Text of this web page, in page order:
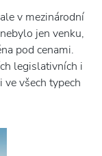
v mezinárodní
jen venku,
pod cenami.
legislativních i
ve všech typech